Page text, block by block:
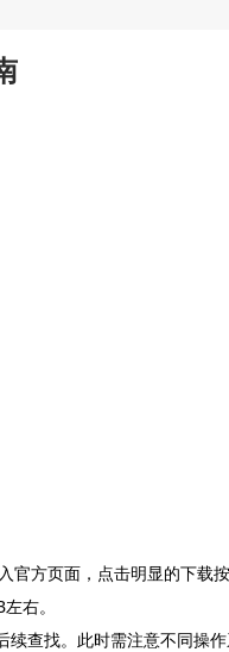
方页面，点击明显的下载按
右。
续查找。此时需注意不同操